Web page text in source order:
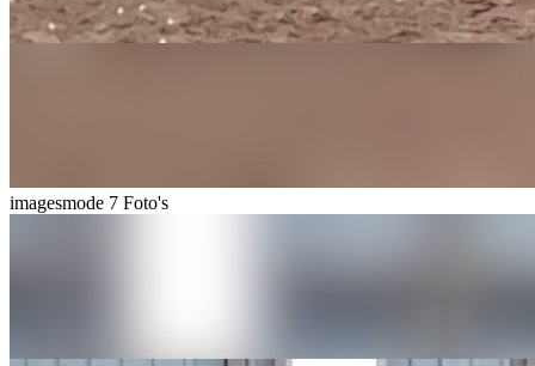
imagesmode 7 Foto's